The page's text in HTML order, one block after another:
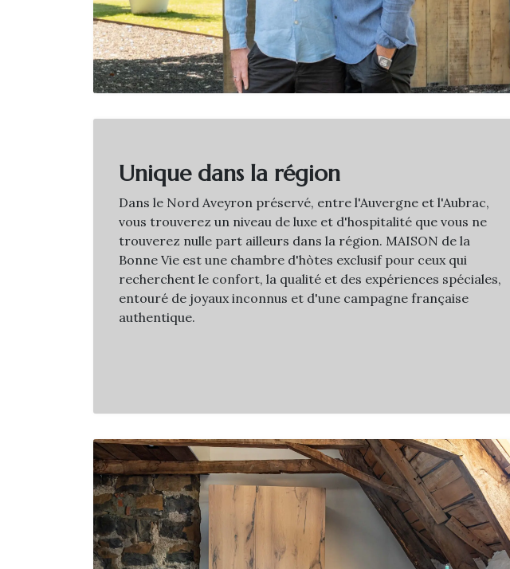
Unique dans la région
Dans le Nord Aveyron préservé, entre l'Auvergne et l'Aubrac,
vous trouverez un niveau de luxe et d'hospitalité que vous ne
trouverez nulle part ailleurs dans la région. MAISON de la
Bonne Vie est une chambre d'hòtes exclusif pour ceux qui
recherchent le confort, la qualité et des expériences spéciales,
entouré de joyaux inconnus et d'une campagne française
authentique.